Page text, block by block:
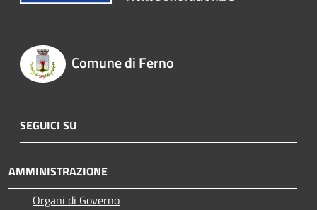
Comune di Ferno
SEGUICI SU
AMMINISTRAZIONE
Organi di Governo